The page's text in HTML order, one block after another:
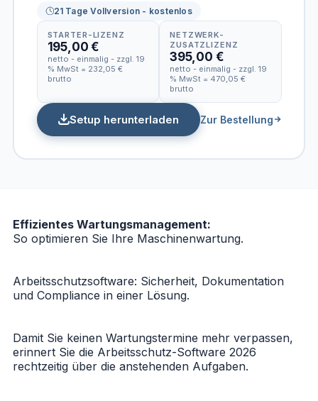
21 Tage Vollversion - kostenlos
STARTER-LIZENZ
195,00 €
netto - einmalig - zzgl. 19
% MwSt = 232,05 €
brutto
NETZWERK-
ZUSATZLIZENZ
395,00 €
netto - einmalig - zzgl. 19
% MwSt = 470,05 €
brutto
Setup herunterladen Zur Bestellung
Effizientes Wartungsmanagement:
So optimieren Sie Ihre Maschinenwartung.
Arbeitsschutzsoftware: Sicherheit, Dokumentation
und Compliance in einer Lösung.
Damit Sie keinen Wartungstermine mehr verpassen,
erinnert Sie die Arbeitsschutz-Software 2026
rechtzeitig über die anstehenden Aufgaben.